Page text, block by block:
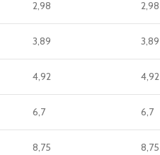
2,98 2,98
3,89 3,89
4,92 4,92
6,7 6,7
8,75 8,75